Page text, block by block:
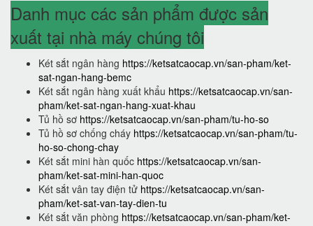
Danh mục các sản phẩm được sản
xuất tại nhà máy chúng tôi
Két sắt ngân hàng https://ketsatcaocap.vn/san-pham/ket-
sat-ngan-hang-bemc
Két sắt ngân hàng xuất khẩu https://ketsatcaocap.vn/san-
pham/ket-sat-ngan-hang-xuat-khau
Tủ hồ sơ https://ketsatcaocap.vn/san-pham/tu-ho-so
Tủ hồ sơ chống cháy https://ketsatcaocap.vn/san-pham/tu-
ho-so-chong-chay
Két sắt mini hàn quốc https://ketsatcaocap.vn/san-
pham/ket-sat-mini-han-quoc
Két sắt vân tay điện tử https://ketsatcaocap.vn/san-
pham/ket-sat-van-tay-dien-tu
Két sắt văn phòng https://ketsatcaocap.vn/san-pham/ket-